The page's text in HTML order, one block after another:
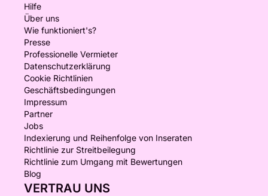
Hilfe
Über uns
Wie funktioniert's?
Presse
Professionelle Vermieter
Datenschutzerklärung
Cookie Richtlinien
Geschäftsbedingungen
Impressum
Partner
Jobs
Indexierung und Reihenfolge von Inseraten
Richtlinie zur Streitbeilegung
Richtlinie zum Umgang mit Bewertungen
Blog
VERTRAU UNS